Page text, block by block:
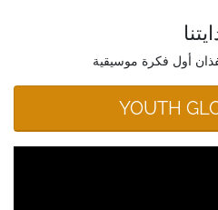
أول فكرة موسيقية
YOUTH